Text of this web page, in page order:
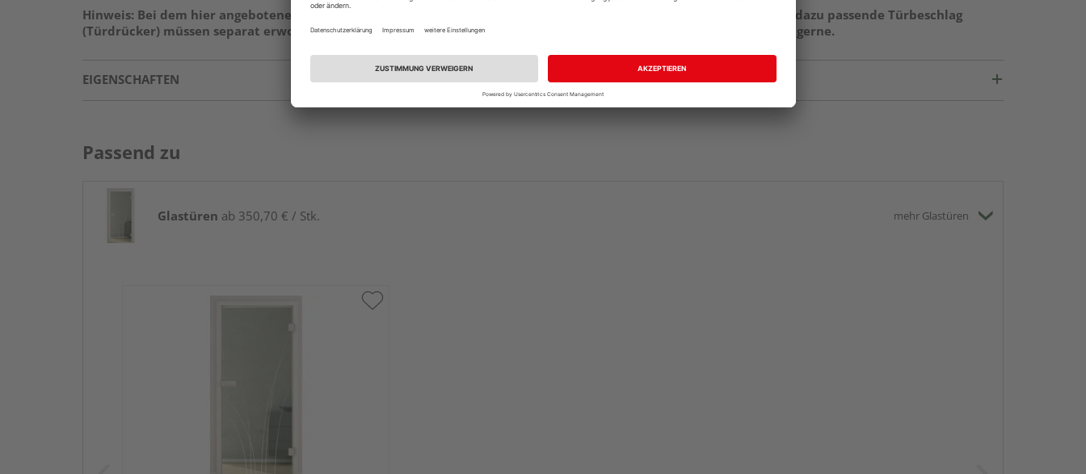
Hinweis: Bei dem hier angebotenen Produkt handelt es sich nur um ein Türblatt, die dazu passende Zarge sowie der dazu passende Türbeschlag
(Türdrücker) müssen separat erworben werden, sofern nicht bereits vorhanden. Ihr HolzLand-Fachhändler berät Sie gerne.
EIGENSCHAFTEN
Passend zu
Glastüren ab 350,70 € / Stk. mehr Glastüren